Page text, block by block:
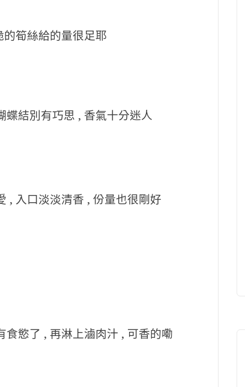
筍絲給的量很足耶
結別有巧思 , 香氣十分迷人
, 入口淡淡清香 , 份量也很剛好
食慾了 , 再淋上滷肉汁 , 可香的嘞